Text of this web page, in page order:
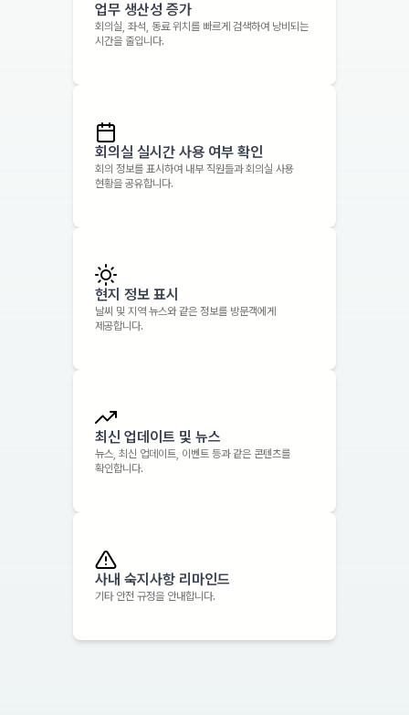
업무 생산성 증가
회의실, 좌석, 동료 위치를 빠르게 검색하여 낭비되는
시간을 줄입니다.
회의실 실시간 사용 여부 확인
회의 정보를 표시하여 내부 직원들과 회의실 사용
현황을 공유합니다.
현지 정보 표시
날씨 및 지역 뉴스와 같은 정보를 방문객에게
제공합니다.
최신 업데이트 및 뉴스
뉴스, 최신 업데이트, 이벤트 등과 같은 콘텐츠를
확인합니다.
사내 숙지사항 리마인드
기타 안전 규정을 안내합니다.